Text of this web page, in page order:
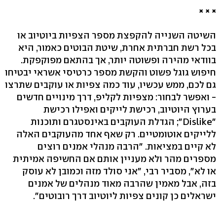
×
×
×
השיטה השנייה להקפצת מספר הצפיות ביוטיוב או
בכל רשת חברתית אחרת, שיטת הבוטים כאמור, היא
בוודאי מהירה ופשוטה יותר, אך בהתאם מפוקפקת.
חיפוש גוגל פשוט והקשת מספר כרטיסי אשראי יבטיחו
גם לכם, ממש עכשיו, עוד כמה צפיות או עוקבים שתרצו
- ואפשר לבחור: מצפיות לקליפ, דרך מינויים חדשים
בערוץ היוטיוב, רכישת לייקים ואפילו רכישת
"Dislike"; הגדלת העוקבים באינסטגרם ותוכנות
ללייקים אוטומטיים. רק שאף אחד מהעוקבים האלה
לא קיים במציאות. "הרבה מנהלי אמנים רוצים
מספרים מהר ולא מעניין אותם אם החשיפה אמיתית
או לא", מסביר רבי, "אני סולד מזה וכמובן לא עוסק
בזה, אבל מאמין שהרבה מאוד מנהלים של אמנים
ישראלים כן קונים צפיות ליוטיוב דרך רובוטים".